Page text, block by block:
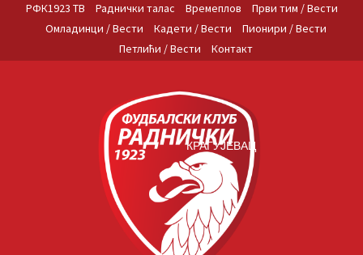
РФК1923 ТВ Раднички талас Времеплов
Први тим / Вести
Омладинци / Вести
Кадети / Вести
Пионири / Вести
Петлићи / Вести
Контакт
КРАГУЈЕВАЦ